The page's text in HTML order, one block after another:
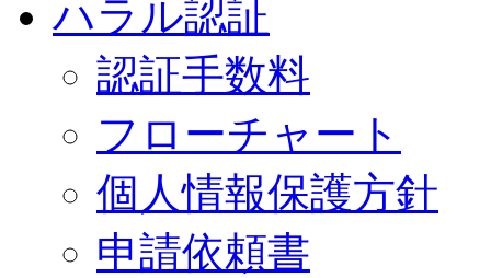
ハラル認証
認証手数料
フローチャート
個人情報保護方針
申請依頼書